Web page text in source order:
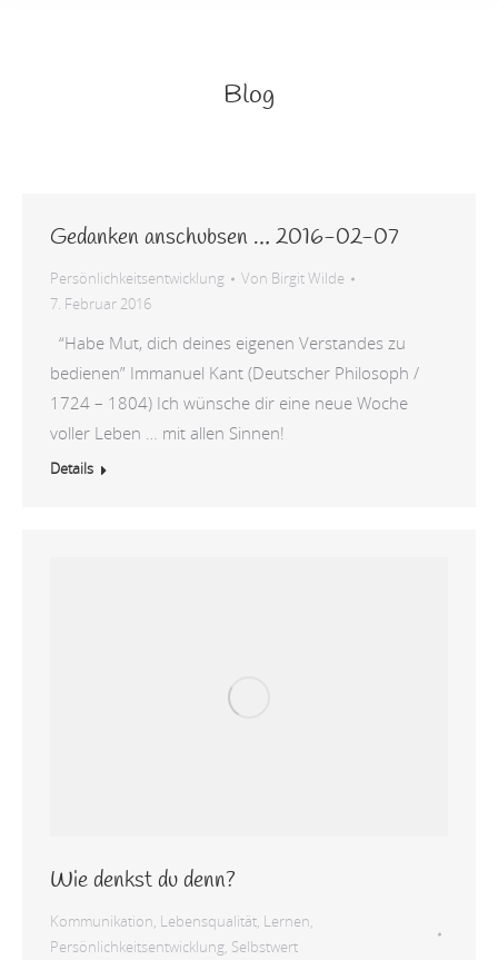
Blog
Gedanken anschubsen … 2016-02-07
Persönlichkeitsentwicklung Von Birgit Wilde
7. Februar 2016
“Habe Mut, dich deines eigenen Verstandes zu
bedienen” Immanuel Kant (Deutscher Philosoph /
1724 – 1804) Ich wünsche dir eine neue Woche
voller Leben … mit allen Sinnen!
Details
Wie denkst du denn?
Kommunikation Lebensqualität Lernen
Persönlichkeitsentwicklung Selbstwert